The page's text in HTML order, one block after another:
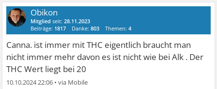
Obikon
Mitglied seit:28.11.2023
Beiträge: 1817 Danke:803 Themen:4
Canna. ist immer mit THC eigentlich braucht man
nicht immer mehr davon es ist nicht wie bei Alk . Der
THC Wert liegt bei 20
10.10.2024 22:06 •